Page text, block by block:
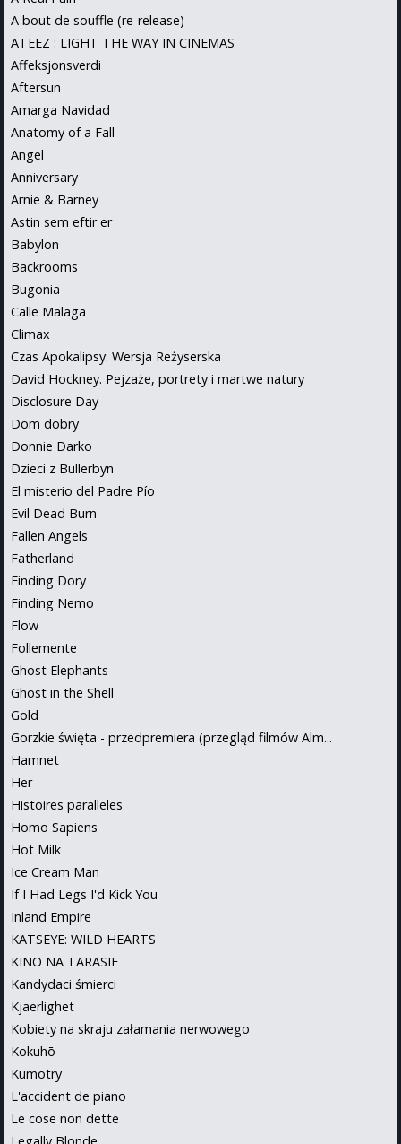
A bout de souffle (re-release)
ATEEZ : LIGHT THE WAY IN CINEMAS
Affeksjonsverdi
Aftersun
Amarga Navidad
Anatomy of a Fall
Angel
Anniversary
Arnie & Barney
Astin sem eftir er
Babylon
Backrooms
Bugonia
Calle Malaga
Climax
Czas Apokalipsy: Wersja Reżyserska
David Hockney. Pejzaże, portrety i martwe natury
Disclosure Day
Dom dobry
Donnie Darko
Dzieci z Bullerbyn
El misterio del Padre Pío
Evil Dead Burn
Fallen Angels
Fatherland
Finding Dory
Finding Nemo
Flow
Follemente
Ghost Elephants
Ghost in the Shell
Gold
Gorzkie święta - przedpremiera (przegląd filmów Alm...
Hamnet
Her
Histoires paralleles
Homo Sapiens
Hot Milk
Ice Cream Man
If I Had Legs I'd Kick You
Inland Empire
KATSEYE: WILD HEARTS
KINO NA TARASIE
Kandydaci śmierci
Kjaerlighet
Kobiety na skraju załamania nerwowego
Kokuhō
Kumotry
L'accident de piano
Le cose non dette